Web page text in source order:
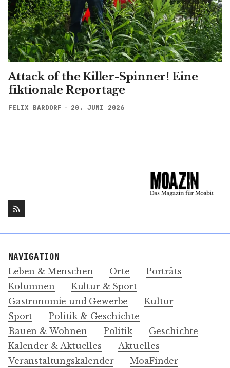
Attack of the Killer-Spinner! Eine
fiktionale Reportage
FELIX BARDORF 20. JUNI 2026
NAVIGATION
Leben & Menschen Orte
Porträts
Kolumnen
Kultur & Sport
Gastronomie und Gewerbe
Kultur
Sport
Politik & Geschichte
Bauen & Wohnen
Politik
Geschichte
Kalender & Aktuelles
Aktuelles
Veranstaltungskalender
MoaFinder